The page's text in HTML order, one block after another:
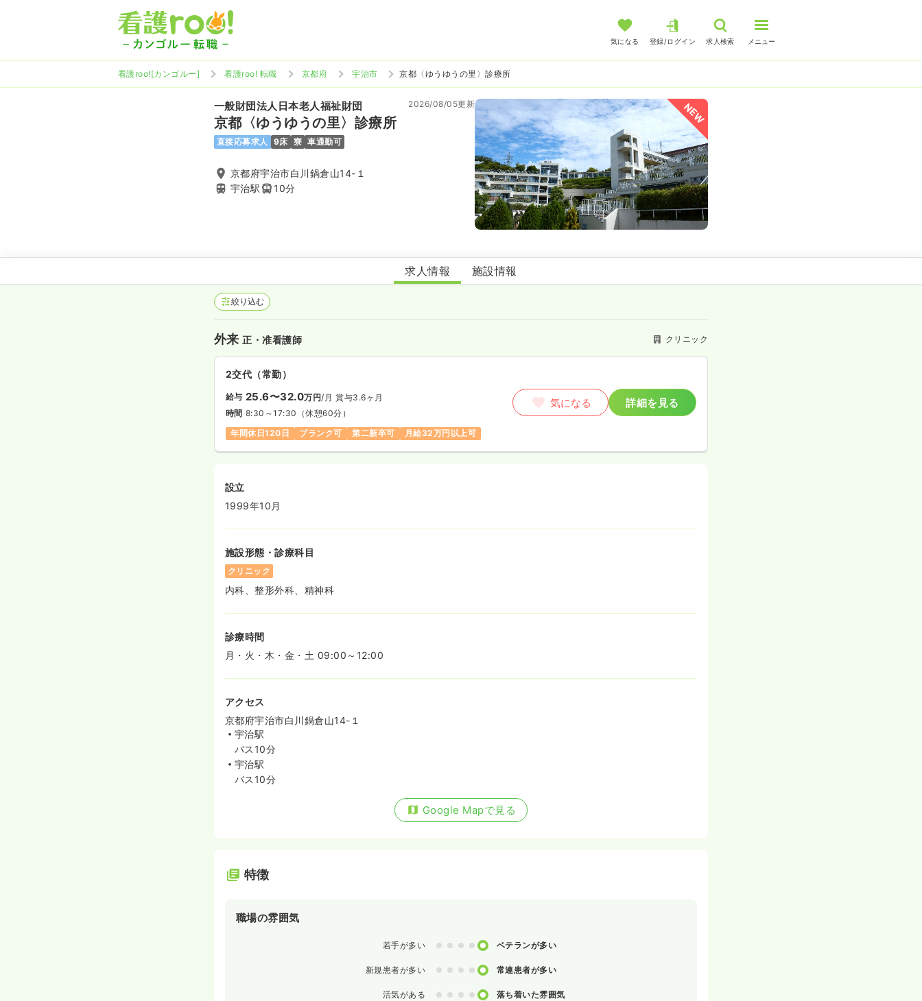
気になる 登録/ログイン 求人検索 メニュー
看護roo![カンゴルー] 看護roo! 転職 京都府 宇治市 京都〈ゆうゆうの里〉診療所
NEW
一般財団法人日本老人福祉財団
京都〈ゆうゆうの里〉診療所
2026/08/05更新
直接応募求人 9床 寮 車通勤可
京都府宇治市白川鍋倉山14-１
宇治駅
10分
京都〈ゆうゆうの里〉診療所
求人情報 施設情報
絞り込む
外来正・准看護師 クリニック
2交代（常勤）
給与 25.6〜32.0万円/月 賞与3.6ヶ月
時間 8:30～17:30 （休憩60分）
年間休日120日
ブランク可 第二新卒可 月給32万円以上可
気になる 詳細を見る
設立
1999年10月
施設形態・診療科目
クリニック
内科、整形外科、精神科
診療時間
月・火・木・金・土 09:00～12:00
アクセス
京都府宇治市白川鍋倉山14-１
宇治駅
バス10分
宇治駅
バス10分
Google Mapで見る
特徴
職場の雰囲気
若手が多い 0 1 2 3 4 ベテランが多い
新規患者が多い 0 1 2 3 4 常連患者が多い
活気がある 0 1 2 3 4 落ち着いた雰囲気